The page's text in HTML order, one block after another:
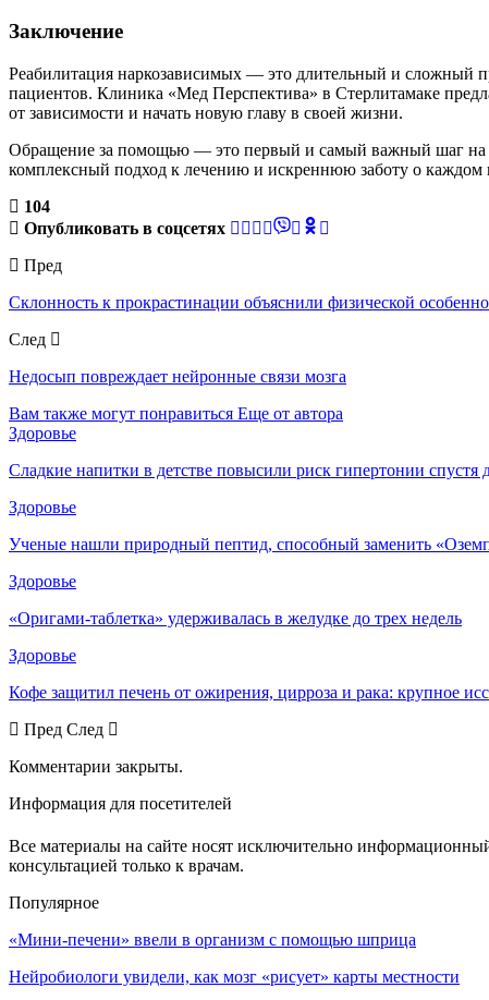
Заключение
Реабилитация наркозависимых — это длительный и сложный
пациентов. Клиника «Мед Перспектива» в Стерлитамаке
от зависимости и начать новую главу в своей жизни.
Обращение за помощью — это первый и самый важный шаг на
комплексный подход к лечению и искреннюю заботу о каждом
104
Опубликовать в соцсетях
Пред
Склонность к прокрастинации объяснили физической
След
Недосып повреждает нейронные связи мозга
Вам также могут понравиться Еще от автора
Здоровье
Сладкие напитки в детстве повысили риск гипертонии спустя
Здоровье
Ученые нашли природный пептид, способный заменить
Здоровье
«Оригами-таблетка» удерживалась в желудке до трех недель
Здоровье
Кофе защитил печень от ожирения, цирроза и рака: крупное
Пред След
Комментарии закрыты.
Информация для посетителей
Все материалы на сайте носят исключительно
консультацией только к врачам.
Популярное
«Мини-печени» ввели в организм с помощью шприца
Нейробиологи увидели, как мозг «рисует» карты местности